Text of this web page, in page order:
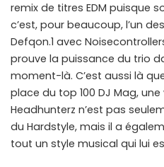
remix de titres EDM puisque
c’est, pour beaucoup, l’un
Defqon.1 avec
prouve la puissance du trio
moment-là. C’est aussi là
place du top 100 DJ Mag,
Headhunterz n’est pas
du Hardstyle, mais il a
tout un style musical qui lui